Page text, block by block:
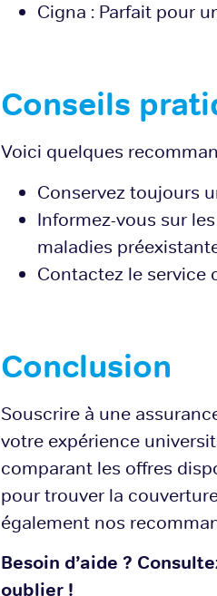
Cigna : Parfait pour
Conseils
Voici quelques
Conservez toujours
Informez-vous sur
maladies
Contactez le service
Conclusion
Souscrire à une
votre expérience
comparant les offres
pour trouver la
également nos
Besoin d’aide ?
oublier !